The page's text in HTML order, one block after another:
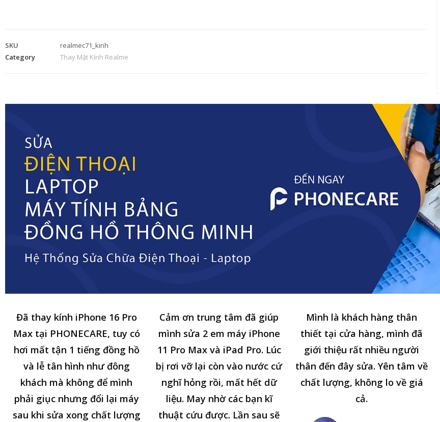
SKU
realmec71_kinh
Category
Thay Mặt Kính Realme
Đã thay kính iPhone 16 Pro
Max tại PHONECARE, tuy có
hơi mất tận 1 tiếng đồng hồ
và lễ tân hình như đông
khách mà không để mình
phải giục nhưng đổi lại máy
sau khi sửa xong chất lượng
Cảm ơn trung tâm đã giúp
mình sửa 2 em máy iPhone
11 Pro Max và iPad Pro. Lúc
bị rơi vỡ lại còn vào nước cứ
nghĩ hỏng rồi, mất hết dữ
liệu. May nhờ các bạn kĩ
thuật cứu được. Lần sau sẽ
Mình là khách hàng thân
thiết tại cửa hàng, mình đã
giới thiệu rất nhiều người
thân đến đây sửa. Yên tâm về
chất lượng, không lo về giá
cả.